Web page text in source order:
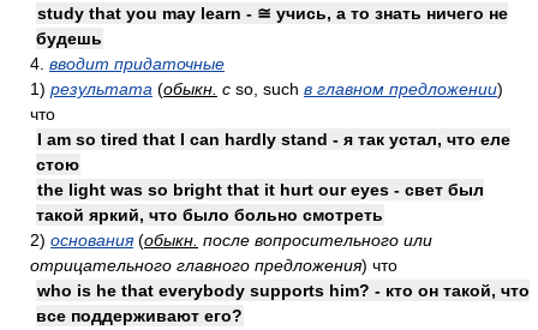
study that you may learn - ≅ учись, а то знать ничего не
будешь
4. вводит придаточные
1) результата (обыкн. с so, such в главном предложении)
что
I am so tired that I can hardly stand - я так устал, что еле
стою
the light was so bright that it hurt our eyes - свет был
такой яркий, что было больно смотреть
2) основания(обыкн. после вопросительного или
отрицательного главного предложения) что
who is he that everybody supports him? - кто он такой, что
все поддерживают его?